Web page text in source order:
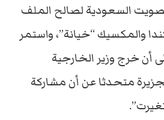
تصويت السعودية لصالح الملف
والمكسيك “خيانة”، واستمر
أن خرج وزير الخارجية
متحدثا عن أن مشاركة